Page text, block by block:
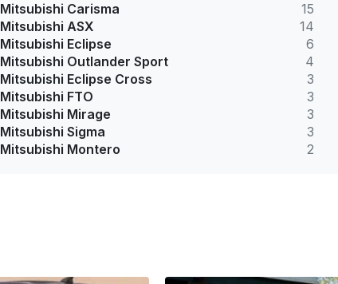
Mitsubishi Carisma
15
Mitsubishi ASX
14
Mitsubishi Eclipse
6
Mitsubishi Outlander Sport
4
Mitsubishi Eclipse Cross
3
Mitsubishi FTO
3
Mitsubishi Mirage
3
Mitsubishi Sigma
3
Mitsubishi Montero
2